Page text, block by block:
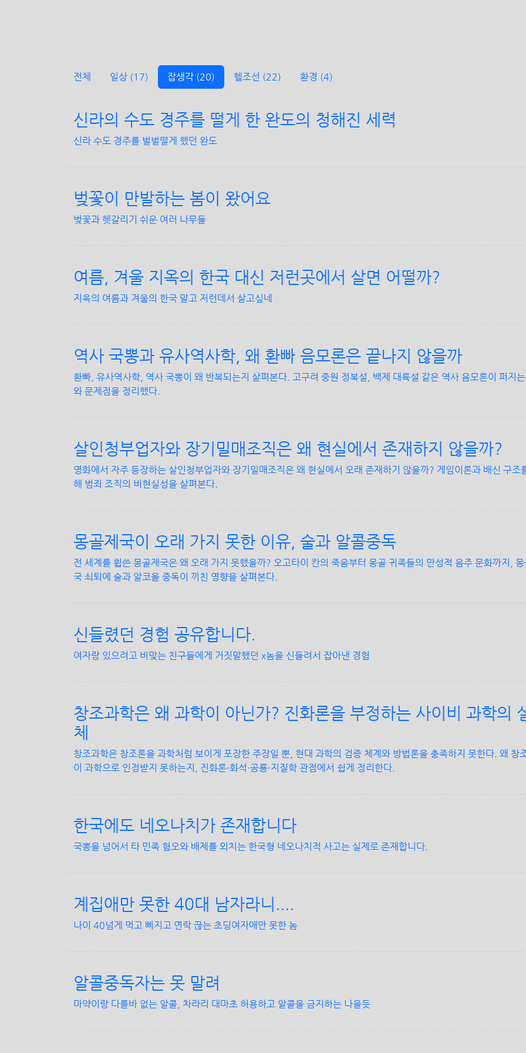
전체 일상 (17) 잡생각 (20) 헬조선 (22) 환경 (4)
신라의 수도 경주를 떨게 한 완도의 청해진 세력
신라 수도 경주를 벌벌떨게 했던 완도
벚꽃이 만발하는 봄이 왔어요
벚꽃과 헷갈리기 쉬운 여러 나무들
여름, 겨울 지옥의 한국 대신 저런곳에서 살면 어떨까?
지옥의 여름과 겨울의 한국 말고 저런데서 살고싶네
역사 국뽕과 유사역사학, 왜 환빠 음모론은 끝나지 않을까
환빠, 유사역사학, 역사 국뽕이 왜 반복되는지 살펴본다. 고구려 중원 정복설, 백제 대륙설 같은 역사 음모론이 퍼지
와 문제점을 정리했다.
살인청부업자와 장기밀매조직은 왜 현실에서 존재하지 않을까?
영화에서 자주 등장하는 살인청부업자와 장기밀매조직은 왜 현실에서 오래 존재하기 않을까? 게임이론과 배신 구조
해 범죄 조직의 비현실성을 살펴본다.
몽골제국이 오래 가지 못한 이유, 술과 알콜중독
전 세계를 휩쓴 몽골제국은 왜 오래 가지 못했을까? 오고타이 칸의 죽음부터 몽골 귀족들의 만성적 음주 문화까지, 몽
국 쇠퇴에 술과 알코올 중독이 끼친 영향을 살펴본다.
신들렸던 경험 공유합니다.
여자랑 있으려고 비맞는 친구들에게 거짓말했던 x놈을 신들려서 잡아낸 경험
창조과학은 왜 과학이 아닌가? 진화론을 부정하는 사이비 과학의
체
창조과학은 창조론을 과학처럼 보이게 포장한 주장일 뿐, 현대 과학의 검증 체계와 방법론을 충족하지 못한다. 왜 창
이 과학으로 인정받지 못하는지, 진화론·화석·공룡·지질학 관점에서 쉽게 정리한다.
한국에도 네오나치가 존재합니다
국뽕을 넘어서 타 민족 혐오와 배제를 외치는 한국형 네오나치적 사고는 실제로 존재합니다.
계집애만 못한 40대 남자라니....
나이 40넘게 먹고 삐지고 연락 끊는 초딩여자애만 못한 놈
알콜중독자는 못 말려
마약이랑 다를바 없는 알콜, 차라리 대마초 허용하고 알콜을 금지하는 나을듯